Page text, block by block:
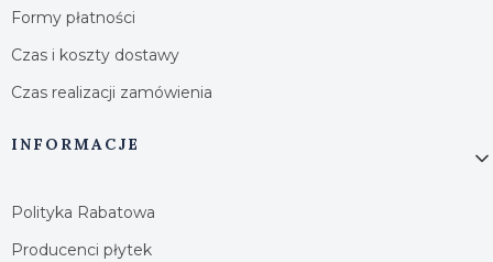
Formy płatności
Czas i koszty dostawy
Czas realizacji zamówienia
INFORMACJE
Polityka Rabatowa
Producenci płytek